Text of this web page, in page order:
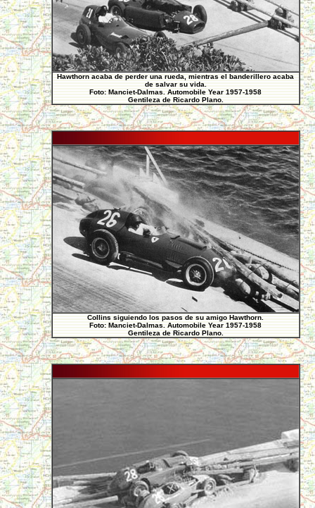
Hawthorn acaba de perder una rueda, mientras el banderillero acaba
de salvar su vida.
Foto: Manciet-Dalmas. Automobile Year 1957-1958
Gentileza de Ricardo Plano.
Collins siguiendo los pasos de su amigo Hawthorn.
Foto: Manciet-Dalmas. Automobile Year 1957-1958
Gentileza de Ricardo Plano.